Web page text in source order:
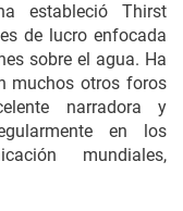
estableció Thirst
de lucro enfocada
sobre el agua. Ha
muchos otros foros
narradora y
en los
mundiales,